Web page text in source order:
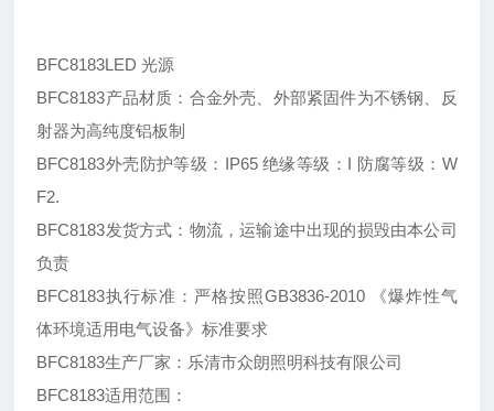
BFC8183LED 光源
BFC8183产品材质：合金外壳、外部紧固件为不锈钢、反
射器为高纯度铝板制
BFC8183外壳防护等级：IP65 绝缘等级：I 防腐等级：W
F2.
BFC8183发货方式：物流，运输途中出现的损毁由本公司
负责
BFC8183执行标准：严格按照GB3836-2010 《爆炸性气
体环境适用电气设备》标准要求
BFC8183生产厂家：乐清市众朗照明科技有限公司
BFC8183适用范围：